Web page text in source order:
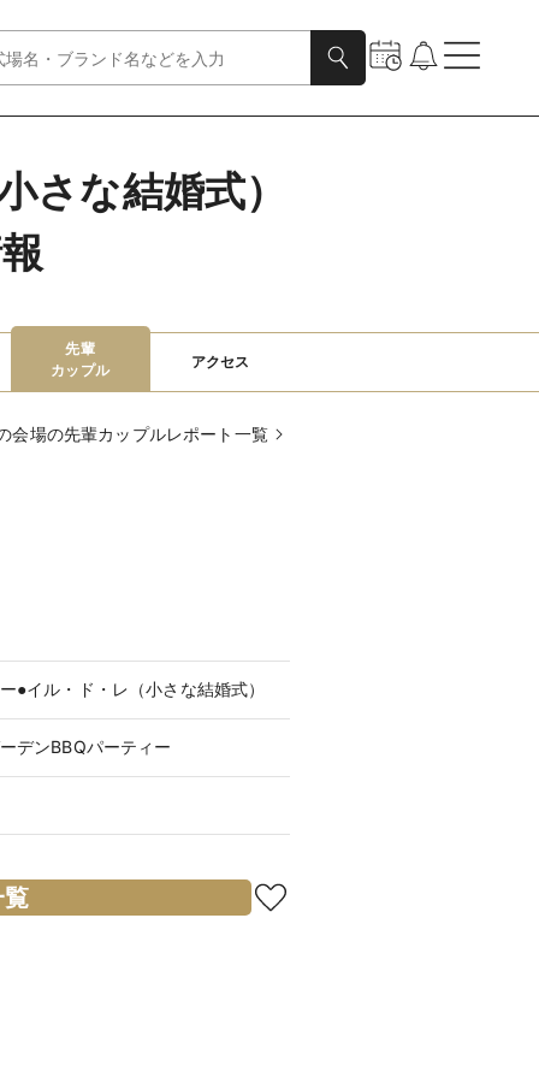
さな結婚式）
先輩
カップル
アクセス
会場の先輩カップルレポート一覧
●イル・ド・レ（小さな結婚式）
デンBBQパーティー